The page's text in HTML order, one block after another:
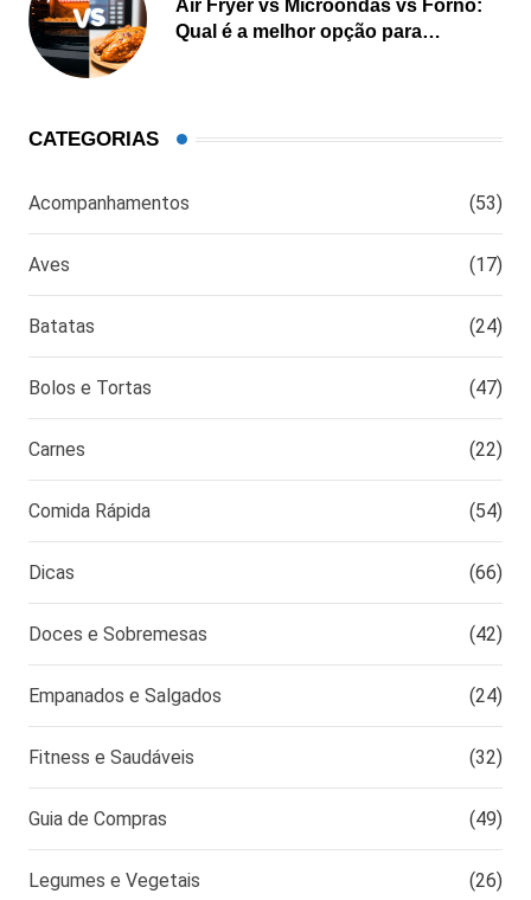
Air Fryer vs Microondas vs Forno:
Qual é a melhor opção para
CATEGORIAS
Acompanhamentos (53)
Aves (17)
Batatas (24)
Bolos e Tortas (47)
Carnes (22)
Comida Rápida (54)
Dicas (66)
Doces e Sobremesas (42)
Empanados e Salgados (24)
Fitness e Saudáveis (32)
Guia de Compras (49)
Legumes e Vegetais (26)